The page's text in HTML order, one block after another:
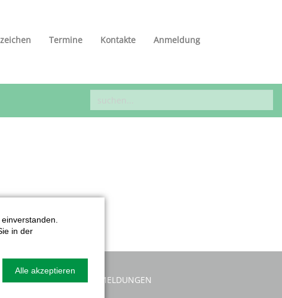
Termine Kontakte Anmeldung
LETZTE MELDUNGEN
in der
Alle akzeptieren